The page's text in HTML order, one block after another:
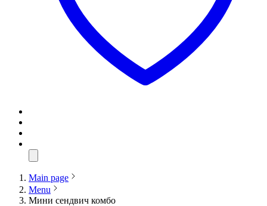
Main page
Menu
Мини сендвич комбо